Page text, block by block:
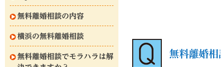
無料離婚相談の内容
横浜の無料離婚相談
無料離婚相談でモラハラは解
無料離婚